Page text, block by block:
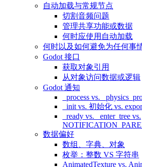
自动加载与常规节点
切割音频问题
管理共享功能或数据
何时应使用自动加载
何时以及如何避免为任何事
Godot 接口
获取对象引用
从对象访问数据或逻辑
Godot 通知
_process vs.
_init vs. 初始化 vs.
_ready vs. _enter_tree vs.
数据偏好
数组、字典、对象
枚举：整数 VS 字符串
AnimatedTexture vs.